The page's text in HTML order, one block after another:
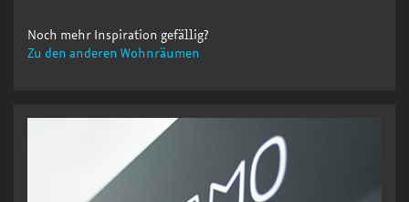
Noch mehr Inspiration gefällig?
Zu den anderen Wohnräumen